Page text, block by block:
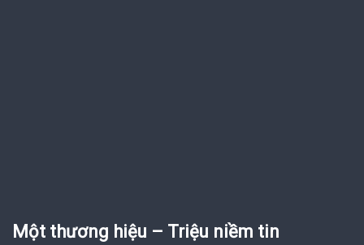
Một thương hiệu – Triệu niềm tin